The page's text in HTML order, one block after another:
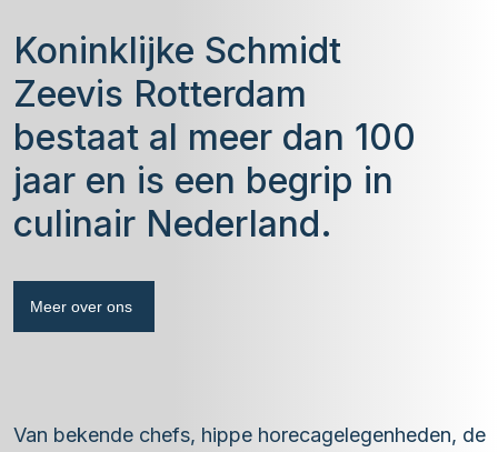
Koninklijke Schmidt
Zeevis Rotterdam
bestaat al meer dan 100
jaar en is een begrip in
culinair Nederland.
Meer over ons
Van bekende chefs, hippe horecagelegenheden, de